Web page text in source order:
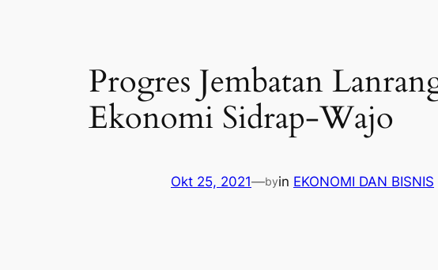
Progres Jembatan
Ekonomi Sidrap-Wajo
Okt 25, 2021—byin EKONOMI DAN BISNIS